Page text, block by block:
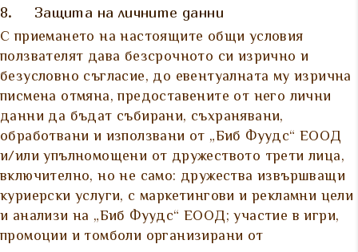
8. Защита на личните данни
С приемането на настоящите общи условия
ползвателят дава безсрочното си изрично и
безусловно съгласие, до евентуалната му изрична
писмена отмяна, предоставените от него лични
данни да бъдат събирани, съхранявани,
обработвани и използвани от „Биб Фуудс“ ЕООД
и/или упълномощени от дружеството трети лица,
включително, но не само: дружества извършващи
куриерски услуги, с маркетингови и рекламни цели
и анализи на „Биб Фуудс“ ЕООД; участие в игри,
промоции и томболи организирани от